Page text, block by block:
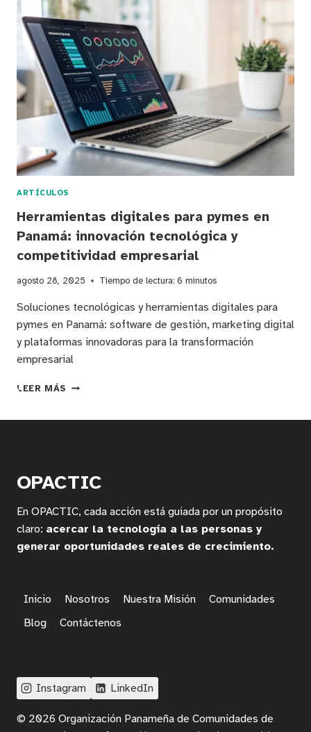
SOFTWARE
DE
GESTIÓN
PARA
AUMENTAR
LA
PRODUCTIVIDAD
EMPRESARIAL
EN
PYMES
DE
PANAMÁ
ARTÍCULOS
Herramientas digitales para pymes en
Panamá: innovación tecnológica y
competitividad empresarial
agosto 28, 2025 Tiempo de lectura: 6 minutos
Soluciones tecnológicas y herramientas digitales para
pymes en Panamá: software de gestión, marketing digital
y plataformas innovadoras para la transformación
empresarial
LEER MÁS HERRAMIENTAS
TECNOLÓGICA
COMPETITIVIDAD
EMPRESARIAL
OPACTIC
En OPACTIC, cada acción está guiada por un propósito
claro: acercar la tecnología a las personas y
generar oportunidades reales de crecimiento.
Inicio Nosotros Nuestra Misión
Comunidades
Blog
Contáctenos
Instagram LinkedIn
© 2026 Organización Panameña de Comunidades de